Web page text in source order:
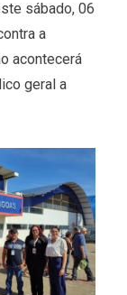
sábado, 06
a
acontecerá
geral a